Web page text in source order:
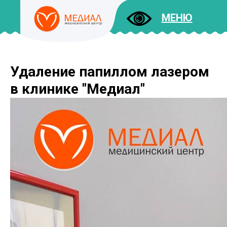
МЕНЮ
ДОКУМЕНТЫ
Удаление папиллом лазером
в клинике "Медиал"